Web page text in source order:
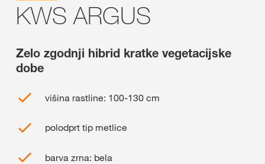
KWS ARGUS
Zelo zgodnji hibrid kratke vegetacijske
dobe
višina rastline: 100-130 cm
polodprt tip metlice
barva zrna: bela